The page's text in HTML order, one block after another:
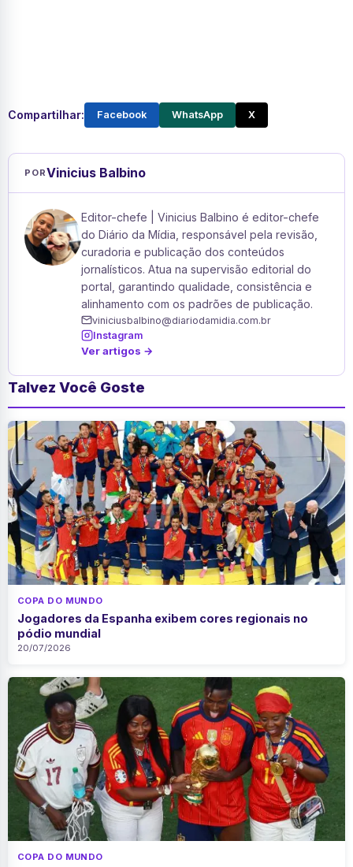
Compartilhar: Facebook WhatsApp X
PORVinicius Balbino
Editor-chefe | Vinicius Balbino é editor-chefe
do Diário da Mídia, responsável pela revisão,
curadoria e publicação dos conteúdos
jornalísticos. Atua na supervisão editorial do
portal, garantindo qualidade, consistência e
alinhamento com os padrões de publicação.
viniciusbalbino@diariodamidia.com.br
Instagram
Ver artigos →
Talvez Você Goste
COPA DO MUNDO
Jogadores da Espanha exibem cores regionais no
pódio mundial
20/07/2026
COPA DO MUNDO